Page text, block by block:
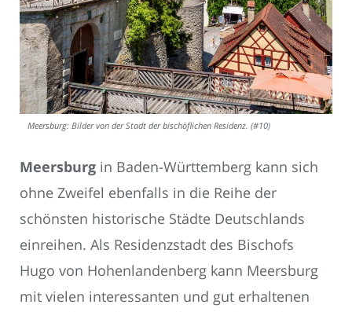
Meersburg: Bilder von der Stadt der bischöflichen Residenz. (#10)
Meersburg in Baden-Württemberg kann sich
ohne Zweifel ebenfalls in die Reihe der
schönsten historische Städte Deutschlands
einreihen. Als Residenzstadt des Bischofs
Hugo von Hohenlandenberg kann Meersburg
mit vielen interessanten und gut erhaltenen